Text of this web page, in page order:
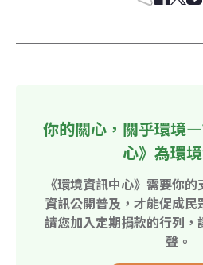
你的關心，關乎環境
心》為環
《環境資訊中心》需要你
資訊公開普及，才能促成
請您加入定期捐款的行列
聲。